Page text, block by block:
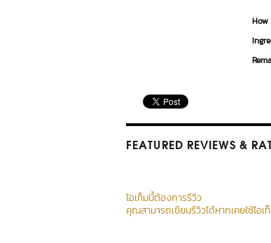
FEATURED REVIEWS &
ไอเท็มนี้ต้องการรีวิว
คุณสามารถเขียนรีวิวได้หากเคยใช้ไอเ